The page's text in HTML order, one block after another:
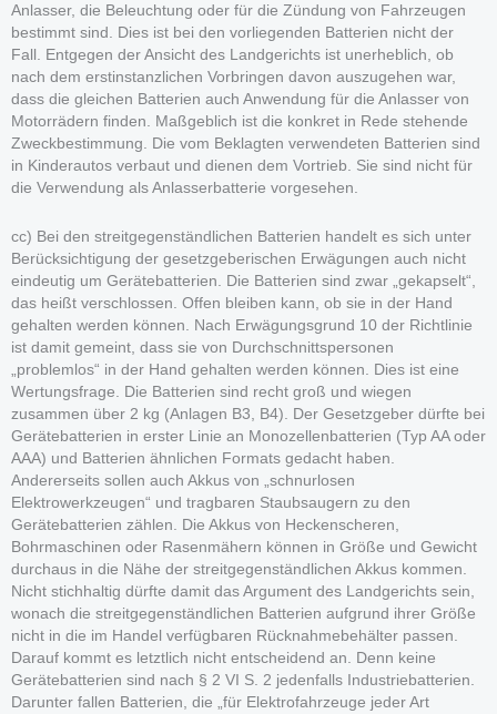
Anlasser, die Beleuchtung oder für die Zündung von Fahrzeugen
bestimmt sind. Dies ist bei den vorliegenden Batterien nicht der
Fall. Entgegen der Ansicht des Landgerichts ist unerheblich, ob
nach dem erstinstanzlichen Vorbringen davon auszugehen war,
dass die gleichen Batterien auch Anwendung für die Anlasser von
Motorrädern finden. Maßgeblich ist die konkret in Rede stehende
Zweckbestimmung. Die vom Beklagten verwendeten Batterien sind
in Kinderautos verbaut und dienen dem Vortrieb. Sie sind nicht für
die Verwendung als Anlasserbatterie vorgesehen.
cc) Bei den streitgegenständlichen Batterien handelt es sich unter
Berücksichtigung der gesetzgeberischen Erwägungen auch nicht
eindeutig um Gerätebatterien. Die Batterien sind zwar „gekapselt“,
das heißt verschlossen. Offen bleiben kann, ob sie in der Hand
gehalten werden können. Nach Erwägungsgrund 10 der Richtlinie
ist damit gemeint, dass sie von Durchschnittspersonen
„problemlos“ in der Hand gehalten werden können. Dies ist eine
Wertungsfrage. Die Batterien sind recht groß und wiegen
zusammen über 2 kg (Anlagen B3, B4). Der Gesetzgeber dürfte bei
Gerätebatterien in erster Linie an Monozellenbatterien (Typ AA oder
AAA) und Batterien ähnlichen Formats gedacht haben.
Andererseits sollen auch Akkus von „schnurlosen
Elektrowerkzeugen“ und tragbaren Staubsaugern zu den
Gerätebatterien zählen. Die Akkus von Heckenscheren,
Bohrmaschinen oder Rasenmähern können in Größe und Gewicht
durchaus in die Nähe der streitgegenständlichen Akkus kommen.
Nicht stichhaltig dürfte damit das Argument des Landgerichts sein,
wonach die streitgegenständlichen Batterien aufgrund ihrer Größe
nicht in die im Handel verfügbaren Rücknahmebehälter passen.
Darauf kommt es letztlich nicht entscheidend an. Denn keine
Gerätebatterien sind nach § 2 VI S. 2 jedenfalls Industriebatterien.
Darunter fallen Batterien, die „für Elektrofahrzeuge jeder Art